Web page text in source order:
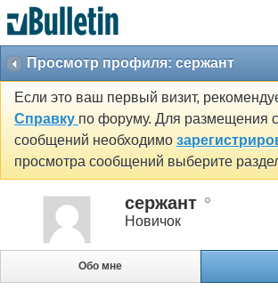
Просмотр профиля: сержант
Если это ваш первый визит,
Справку по форуму. Для размещения
сообщений необходимо
просмотра сообщений выберите
сержант
Новичок
Обо мне